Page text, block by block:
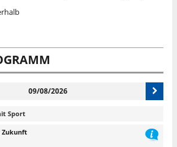
09/08/2026
Sport
Zukunft